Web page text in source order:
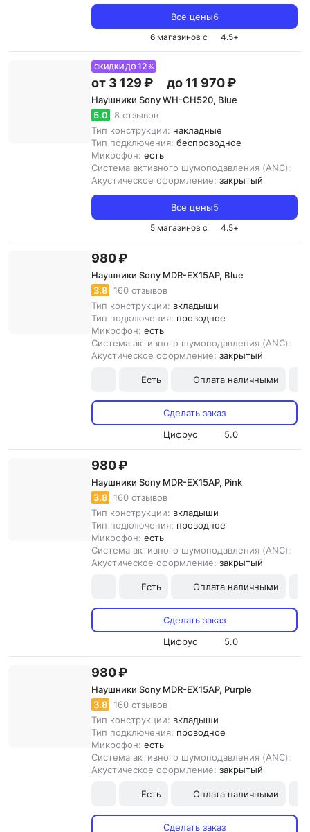
Все цены6
6 магазинов с 4.5+
СКИДКИ ДО12 %
от 3 129 ₽ до 11 970 ₽
Наушники Sony WH-CH520, Blue
5.0
8 отзывов
Тип конструкции: накладные
Тип подключения: беспроводное
Микрофон: есть
Система активного шумоподавления (ANC):
Акустическое оформление: закрытый
Все цены5
5 магазинов с 4.5+
980 ₽
Наушники Sony MDR-EX15AP, Blue
3.8 160 отзывов
Тип конструкции: вкладыши
Тип подключения: проводное
Микрофон: есть
Система активного шумоподавления (ANC):
Акустическое оформление: закрытый
Есть Оплата наличными
Сделать заказ
Цифрус
5.0
980 ₽
Наушники Sony MDR-EX15AP, Pink
3.8 160 отзывов
Тип конструкции: вкладыши
Тип подключения: проводное
Микрофон: есть
Система активного шумоподавления (ANC):
Акустическое оформление: закрытый
Есть Оплата наличными
Сделать заказ
Цифрус
5.0
980 ₽
Наушники Sony MDR-EX15AP, Purple
3.8 160 отзывов
Тип конструкции: вкладыши
Тип подключения: проводное
Микрофон: есть
Система активного шумоподавления (ANC):
Акустическое оформление: закрытый
Есть Оплата наличными
Сделать заказ